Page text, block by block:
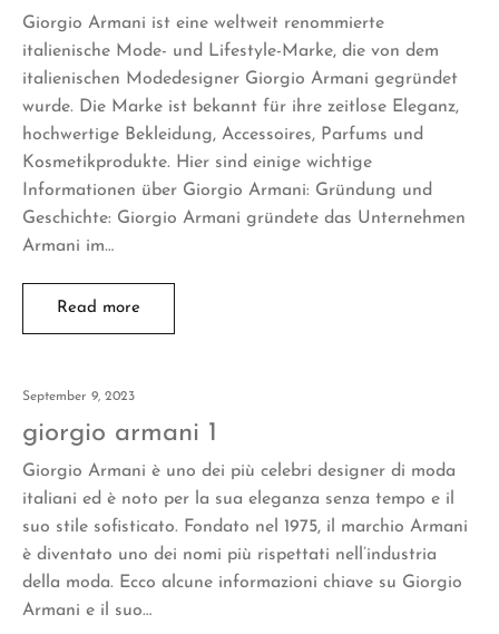
Giorgio Armani ist eine weltweit renommierte
italienische Mode- und Lifestyle-Marke, die von dem
italienischen Modedesigner Giorgio Armani gegründet
wurde. Die Marke ist bekannt für ihre zeitlose Eleganz,
hochwertige Bekleidung, Accessoires, Parfums und
Kosmetikprodukte. Hier sind einige wichtige
Informationen über Giorgio Armani: Gründung und
Geschichte: Giorgio Armani gründete das Unternehmen
Armani im…
Read more
September 9, 2023
giorgio armani 1
Giorgio Armani è uno dei più celebri designer di moda
italiani ed è noto per la sua eleganza senza tempo e il
suo stile sofisticato. Fondato nel 1975, il marchio Armani
è diventato uno dei nomi più rispettati nell’industria
della moda. Ecco alcune informazioni chiave su Giorgio
Armani e il suo…